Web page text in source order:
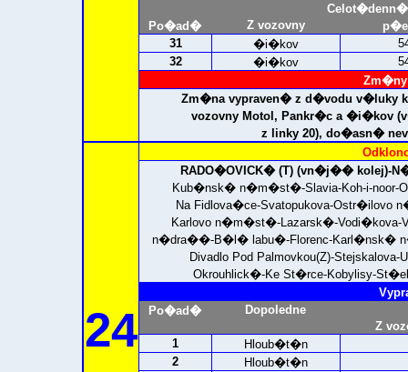
Po�ad�
Z vozovny
31
�i�kov
32
�i�kov
Zm�ny
Zm�na vypraven� z d�vodu
vozovny Motol, Pankr�c a �i�kov
z linky 20), do�asn�
24
RADO�OVICK� (T) (vn�j�� kolej)-
Kub�nsk� n�m�st�-Slavia-Koh-i-noor-
Na Fidlova�ce-Svatopukova-
Karlovo n�m�st�-Lazarsk�-
n�dra��-B�l� labu�-Florenc-Karl�nsk�
Divadlo Pod Palmovkou(Z)-
Okrouhlick�-Ke St�rce-Kobylisy-
Po�ad�
Dopoledne
Z
1
Hloub�t�n
2
Hloub�t�n